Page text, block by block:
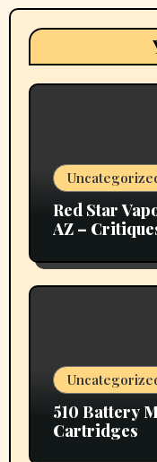
Red Star
AZ –
510 Battery
Cartridges